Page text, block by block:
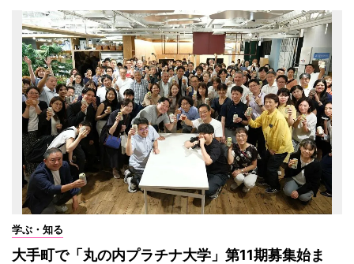
学ぶ・知る
大手町で「丸の内プラチナ大学」第11期募集始ま